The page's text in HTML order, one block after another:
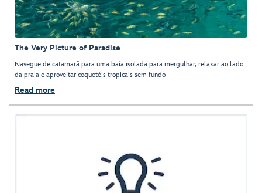
The Very Picture of Paradise
Navegue de catamarã para uma baía isolada para mergulhar, relaxar ao lado
da praia e aproveitar coquetéis tropicais sem fundo
Read more